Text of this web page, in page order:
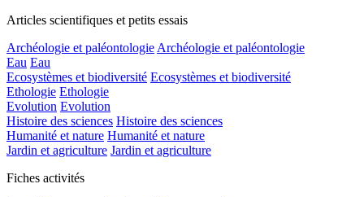
Articles scientifiques et petits essais
Archéologie et paléontologie Archéologie et paléontologie
Eau Eau
Ecosystèmes et biodiversité Ecosystèmes et biodiversité
Ethologie Ethologie
Evolution Evolution
Histoire des sciences Histoire des sciences
Humanité et nature Humanité et nature
Jardin et agriculture Jardin et agriculture
Fiches activités